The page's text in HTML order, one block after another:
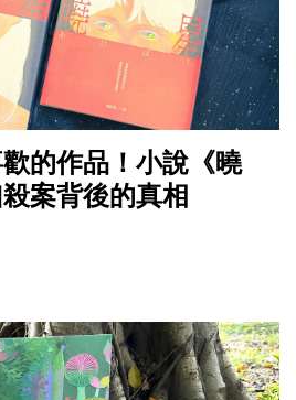
的作品！小說《曉
案背後的真相